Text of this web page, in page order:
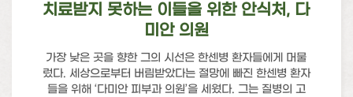
치료받지 못하는 이들을 위한 안식처, 다
미안 의원
가장 낮은 곳을 향한 그의 시선은 한센병 환자들에게 머물
렀다. 세상으로부터 버림받았다는 절망에 빠진 한센병 환자
들을 위해 ‘다미안 피부과 의원’을 세웠다. 그는 질병의 고